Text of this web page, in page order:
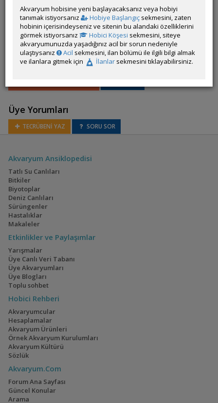
Alcyonium (Brokoli
Caulastrea
Chromis cyanea (Blue
Chromis)
Üye Yorumları
TECRÜBENİ YAZ SORU SOR
Akvaryum Ansiklopedisi
Tatlı Su Canlıları
Bitkiler
Biyotoplar
Deniz Canlıları
Sürüngenler
Hastalıklar
Makaleler
Etkinlikler ve Paylaşımlar
Yarışmalar
Üye Canlı Veri Tabanı
Üye Akvaryumları
Üye Blogları
Toplu sohbet
Hobici Rehberi
Akvaryumcular
Hesaplamalar
Akvaryum Ürünleri
Örnek Akvaryum Kurulumları
Akvaryum Kültürü
Sözlük
Akvaryum.Com
Forum Ana Sayfası
Güncel Konular
Arama
Akvaryum hobisine yeni başlayacaksanız veya hobiyi
tanımak istiyorsanız
Hobiye Başlangıç sekmesini, zaten
hobinin içerisindeyseniz ve sitenin bu alandaki özelliklerini
görmek istiyorsanız
Hobici Köşesi sekmesini, siteye
akvaryumunuzda yaşadığınız acil bir sorun nedeniyle
ulaştıysanız
Acil sekmesini, ilan bölümü ile ilgili bilgi almak
ve ilanlara gitmek için
İlanlar sekmesini tıklayabilirsiniz.